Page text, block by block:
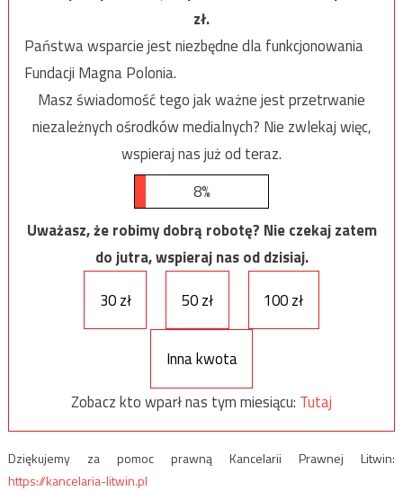
zł.
Państwa wsparcie jest niezbędne dla funkcjonowania
Fundacji Magna Polonia.
Masz świadomość tego jak ważne jest przetrwanie
niezależnych ośrodków medialnych? Nie zwlekaj więc,
wspieraj nas już od teraz.
8%
Uważasz, że robimy dobrą robotę? Nie czekaj zatem
do jutra, wspieraj nas od dzisiaj.
30 zł
50 zł 100 zł
Inna kwota
Zobacz kto wparł nas tym miesiącu: Tutaj
Dziękujemy za pomoc prawną Kancelarii Prawnej Litwin:
https://kancelaria-litwin.pl